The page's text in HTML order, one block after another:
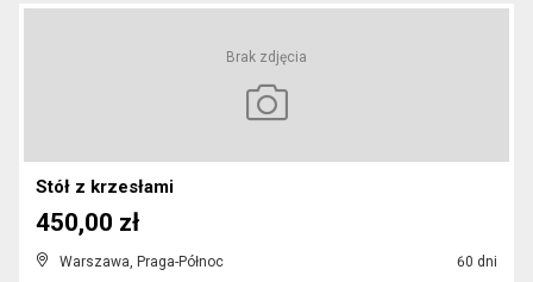
Brak zdjęcia
Stół z krzesłami
Warszawa, Praga-Północ 60 dni
450,00 zł